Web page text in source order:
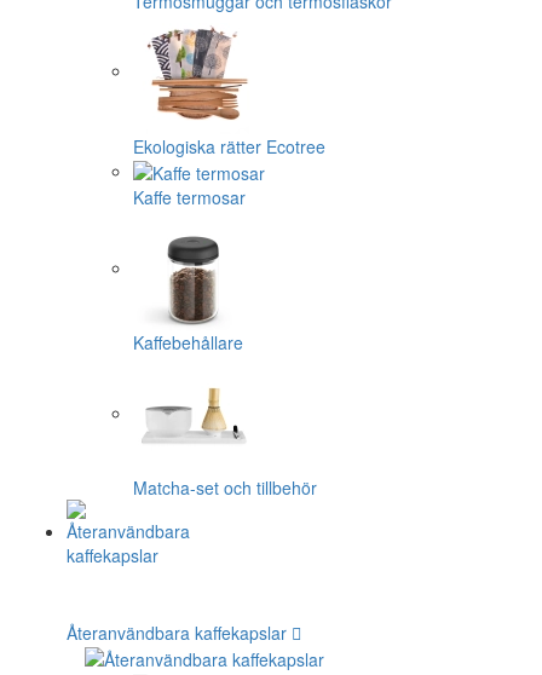
Ekologiska rätter Ecotree
Kaffe termosar
Kaffebehållare
Matcha-set och tillbehör
Återanvändbara kaffekapslar